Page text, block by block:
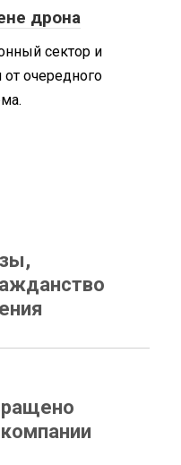
дрона
сектор и
очередного